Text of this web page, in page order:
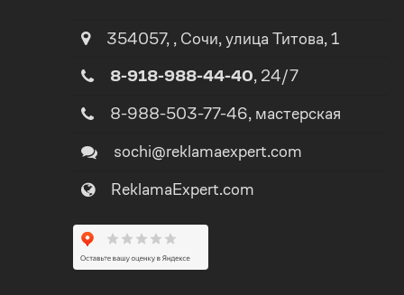
354057, , Сочи, улица Титова, 1
8-918-988-44-40, 24/7
8-988-503-77-46, мастерская
sochi@reklamaexpert.com
ReklamaExpert.com
0
2
4
5
0
2